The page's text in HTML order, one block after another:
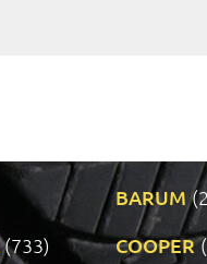
BARUM
(733) COOPER